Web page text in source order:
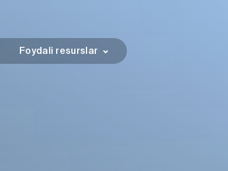
Foydali resurslar